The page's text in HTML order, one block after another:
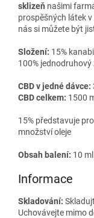
sklizeň našimi
prospěšných látek v
nás si můžete být
Složení: 15%
100%
CBD v jedné dávce:
CBD celkem: 1500
15% představuje
množství oleje
Obsah balení: 10
Informace
Skladování:
Uchovávejte mimo